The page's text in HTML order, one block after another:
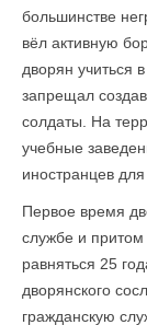
большинстве
вёл активную
дворян учиться
запрещал
солдаты. На
учебные
иностранцев
Первое время
службе и притом
равняться 25
дворянского
гражданскую